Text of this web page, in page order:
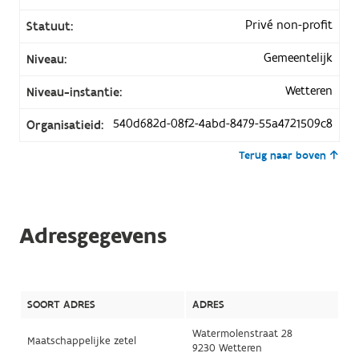
Statuut:
Privé non-profit
Niveau: Gemeentelijk
Niveau-instantie: Wetteren
Organisatieid: 540d682d-08f2-4abd-8479-55a4721509c8
Terug naar boven
Adresgegevens
SOORT ADRES ADRES
Maatschappelijke zetel
Watermolenstraat 28
9230 Wetteren